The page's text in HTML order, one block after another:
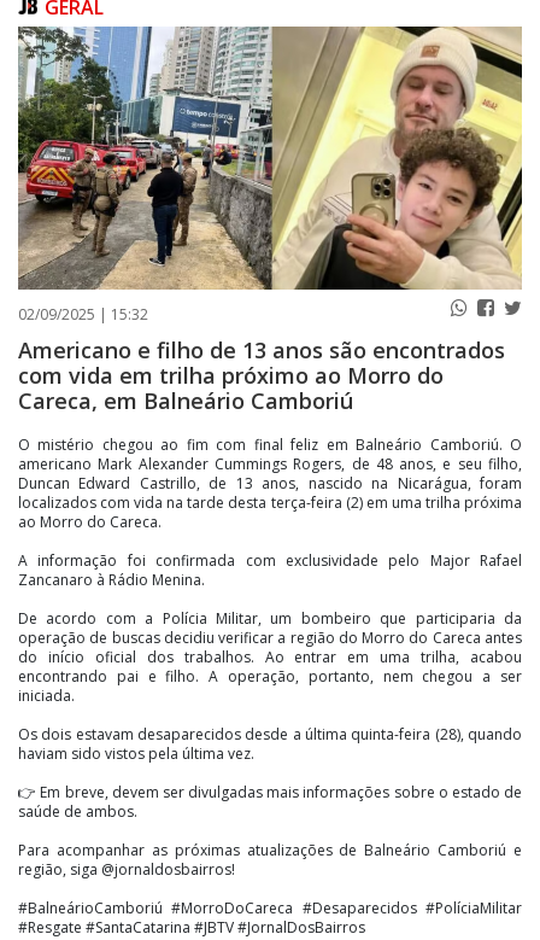
PUBLICAÇÕES LEGAIS
CONTATO
GERAL
02/09/2025 | 15:32
Americano e filho de 13 anos são encontrados
com vida em trilha próximo ao Morro do
Careca, em Balneário Camboriú
O mistério chegou ao fim com final feliz em Balneário Camboriú. O
americano Mark Alexander Cummings Rogers, de 48 anos, e seu filho,
Duncan Edward Castrillo, de 13 anos, nascido na Nicarágua, foram
localizados com vida na tarde desta terça-feira (2) em uma trilha próxima
ao Morro do Careca.
A informação foi confirmada com exclusividade pelo Major Rafael
Zancanaro à Rádio Menina.
De acordo com a Polícia Militar, um bombeiro que participaria da
operação de buscas decidiu verificar a região do Morro do Careca antes
do início oficial dos trabalhos. Ao entrar em uma trilha, acabou
encontrando pai e filho. A operação, portanto, nem chegou a ser
iniciada.
Os dois estavam desaparecidos desde a última quinta-feira (28), quando
haviam sido vistos pela última vez.
👉 Em breve, devem ser divulgadas mais informações sobre o estado de
saúde de ambos.
Para acompanhar as próximas atualizações de Balneário Camboriú e
região, siga @jornaldosbairros!
#BalneárioCamboriú #MorroDoCareca #Desaparecidos #PolíciaMilitar
#Resgate #SantaCatarina #JBTV #JornalDosBairros